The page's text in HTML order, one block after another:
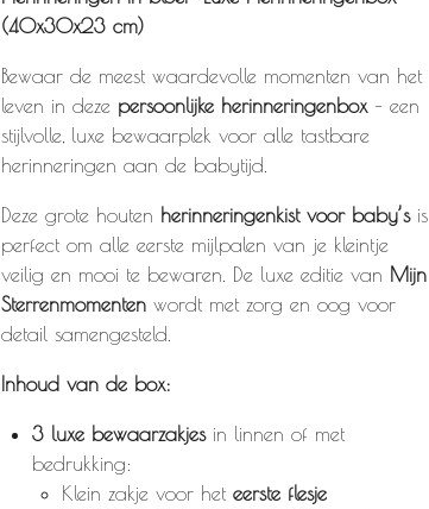
(40x30x23 cm)
Bewaar de meest waardevolle momenten van het
leven in deze persoonlijke herinneringenbox – een
stijlvolle, luxe bewaarplek voor alle tastbare
herinneringen aan de babytijd.
Deze grote houten herinneringenkist voor baby’sis
perfect om alle eerste mijlpalen van je kleintje
veilig en mooi te bewaren. De luxe editie van Mijn
Sterrenmomenten wordt met zorg en oog voor
detail samengesteld.
Inhoud van de box:
3 luxe bewaarzakjesin linnen of met
bedrukking:
Klein zakje voor het eerste flesje